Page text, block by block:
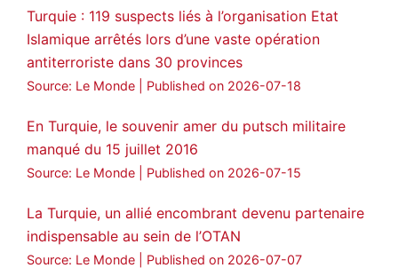
Turquie : 119 suspects liés à l’organisation Etat
Islamique arrêtés lors d’une vaste opération
antiterroriste dans 30 provinces
Source: Le Monde Published on 2026-07-18
En Turquie, le souvenir amer du putsch militaire
manqué du 15 juillet 2016
Source: Le Monde Published on 2026-07-15
La Turquie, un allié encombrant devenu partenaire
indispensable au sein de l’OTAN
Source: Le Monde Published on 2026-07-07